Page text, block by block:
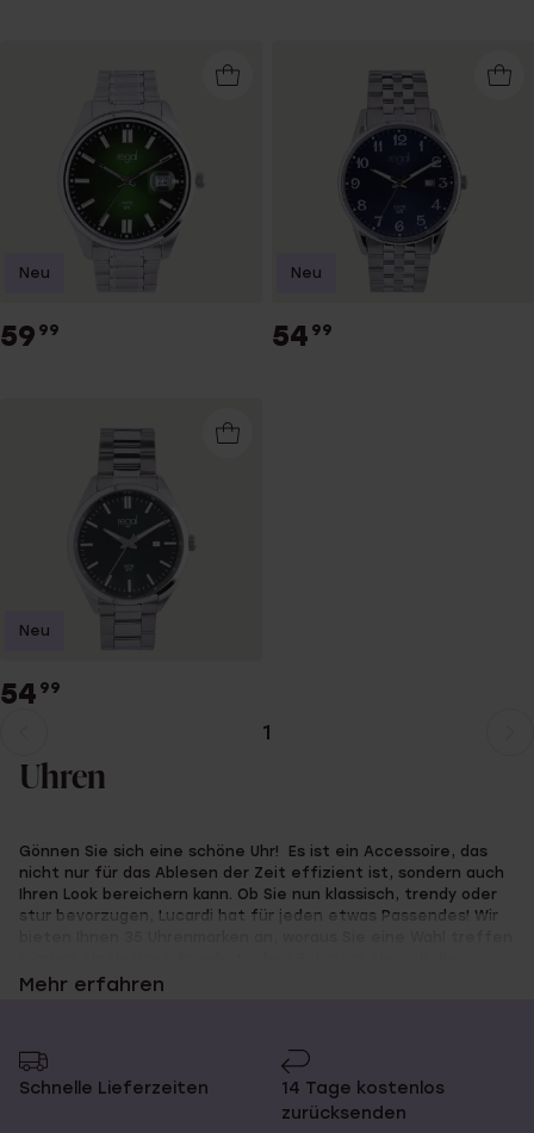
59 99
Neu
54 99
Neu
54 99
Neu
Seite
1
zurUhren
Gönnen Sie sich eine schöne Uhr! Es ist ein Accessoire, das
nicht nur für das Ablesen der Zeit effizient ist, sondern auch
Ihren Look bereichern kann. Ob Sie nun klassisch, trendy oder
stur bevorzugen, Lucardi hat für jeden etwas Passendes! Wir
Kollektion schnell an.
Wählen Sie Ihre bevorzugte Uhr
Mehr erfahren
Schnelle Lieferzeiten
14 Tage kostenlos
zurücksenden